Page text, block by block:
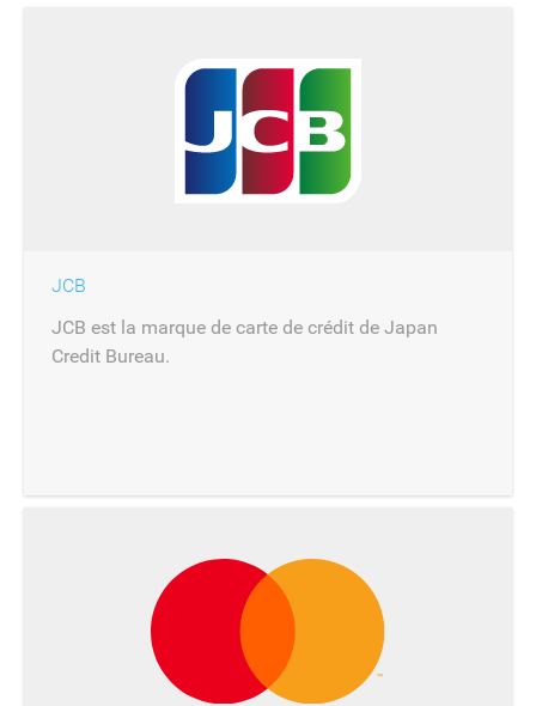
JCB
JCB est la marque de carte de crédit de Japan
Credit Bureau.